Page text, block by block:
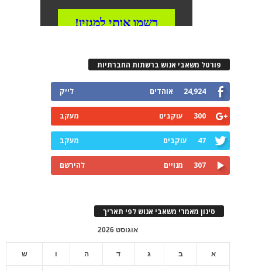
פורטל משאבי אנוש ברשתות החברתיות
24,924 אוהדים לייק
300 עוקבים מעקב
47 עוקבים מעקב
307 מנויים להירשם
סינון מאמרי משאבי אנוש לפי תאריך
אוגוסט 2026
א ב ג ד ה ו ש